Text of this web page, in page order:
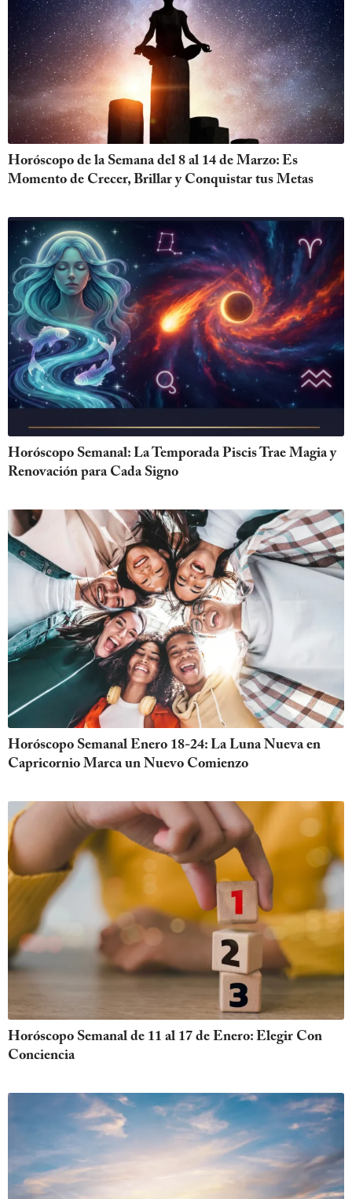
Horóscopo de la Semana del 8 al 14 de Marzo: Es
Momento de Crecer, Brillar y Conquistar tus Metas
Horóscopo Semanal: La Temporada Piscis Trae Magia y
Renovación para Cada Signo
Horóscopo Semanal Enero 18-24: La Luna Nueva en
Capricornio Marca un Nuevo Comienzo
Horóscopo Semanal de 11 al 17 de Enero: Elegir Con
Conciencia